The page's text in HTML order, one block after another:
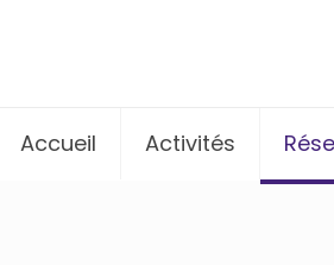
Accueil Activités